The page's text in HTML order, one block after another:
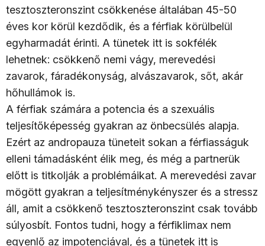
tesztoszteronszint csökkenése általában 45-50
éves kor körül kezdődik, és a férfiak körülbelül
egyharmadát érinti. A tünetek itt is sokfélék
lehetnek: csökkenő nemi vágy, merevedési
zavarok, fáradékonyság, alvászavarok, sőt, akár
hőhullámok is.
A férfiak számára a potencia és a szexuális
teljesítőképesség gyakran az önbecsülés alapja.
Ezért az andropauza tüneteit sokan a férfiasságuk
elleni támadásként élik meg, és még a partnerük
előtt is titkolják a problémáikat. A merevedési zavar
mögött gyakran a teljesítménykényszer és a stressz
áll, amit a csökkenő tesztoszteronszint csak tovább
súlyosbít. Fontos tudni, hogy a férfiklimax nem
egyenlő az impotenciával, és a tünetek itt is